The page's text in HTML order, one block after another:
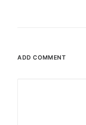
ADD COMMENT